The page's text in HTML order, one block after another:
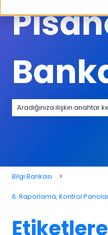
Bilgi Bankası
6. Raporlama, Kontrol